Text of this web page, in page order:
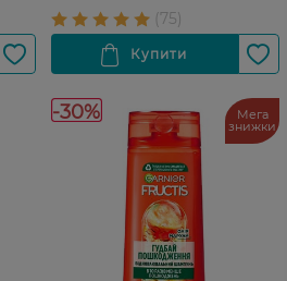
-30% Мега
знижки